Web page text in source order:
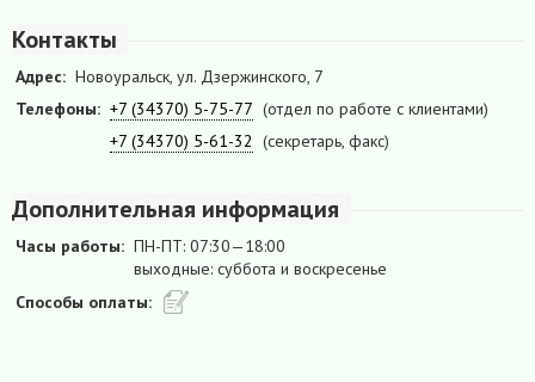
Контакты
Адрес: Новоуральск, ул. Дзержинского, 7
Телефоны: +7 (34370) 5-75-77 (отдел по работе с клиентами)
+7 (34370) 5-61-32 (секретарь, факс)
Дополнительная информация
Часы работы: ПН-ПТ: 07:30—18:00
выходные: суббота и воскресенье
Способы оплаты: